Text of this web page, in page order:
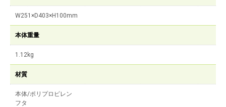
W251×D403×H100mm
本体重量
1.12kg
材質
本体/ポリプロピレン
フタ